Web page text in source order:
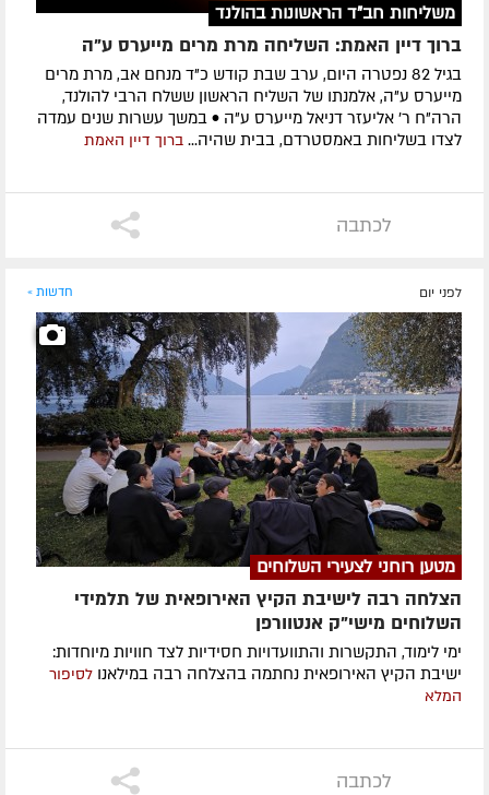
משליחות חב"ד הראשונות בהולנד
ברוך דיין האמת: השליחה מרת מרים מייערס ע"ה
בגיל 82 נפטרה היום, ערב שבת קודש כ"ד מנחם אב, מרת מרים
מייערס ע"ה, אלמנתו של השליח הראשון ששלח הרבי להולנד,
הרה"ח ר' אליעזר דניאל מייערס ע"ה • במשך עשרות שנים עמדה
לצדו בשליחות באמסטרדם, בבית שהיה... ברוך דיין האמת
לכתבה
לפני יום חדשות »
מטען רוחני לצעירי השלוחים
הצלחה רבה לישיבת הקיץ האירופאית של תלמידי
השלוחים מישי"ק אנטוורפן
ימי לימוד, התקשרות והתוועדויות חסידיות לצד חוויות מיוחדות:
ישיבת הקיץ האירופאית נחתמה בהצלחה רבה במילאנו לסיפור
המלא
לכתבה